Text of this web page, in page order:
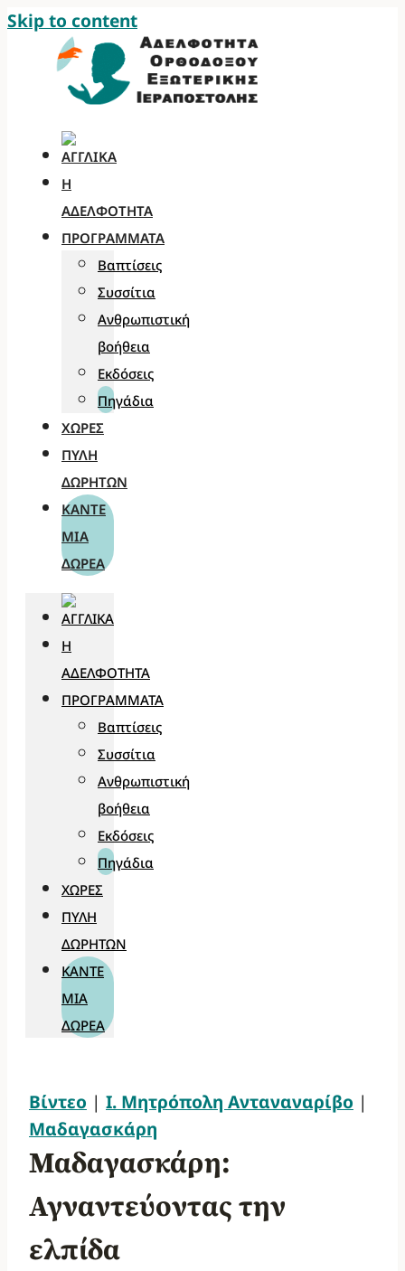
Skip to content
Η
ΑΔΕΛΦΌΤΗΤΑ
ΠΡΟΓΡΆΜΜΑΤΑ
Βαπτίσεις
Συσσίτια
Ανθρωπιστική
βοήθεια
Εκδόσεις
Πηγάδια
ΧΏΡΕΣ
ΠΎΛΗ
ΔΩΡΗΤΏΝ
ΚΆΝΤΕ
ΜΊΑ
ΔΩΡΕΆ
Η
ΑΔΕΛΦΌΤΗΤΑ
ΠΡΟΓΡΆΜΜΑΤΑ
Βαπτίσεις
Συσσίτια
Ανθρωπιστική
βοήθεια
Εκδόσεις
Πηγάδια
ΧΏΡΕΣ
ΠΎΛΗ
ΔΩΡΗΤΏΝ
ΚΆΝΤΕ
ΜΊΑ
ΔΩΡΕΆ
Βίντεο | Ι. Μητρόπολη Ανταναναρίβο |
Μαδαγασκάρη
Μαδαγασκάρη:
Αγναντεύοντας την
ελπίδα